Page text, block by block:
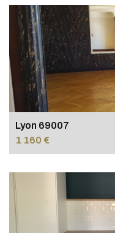
Lyon 69007
1 160 €